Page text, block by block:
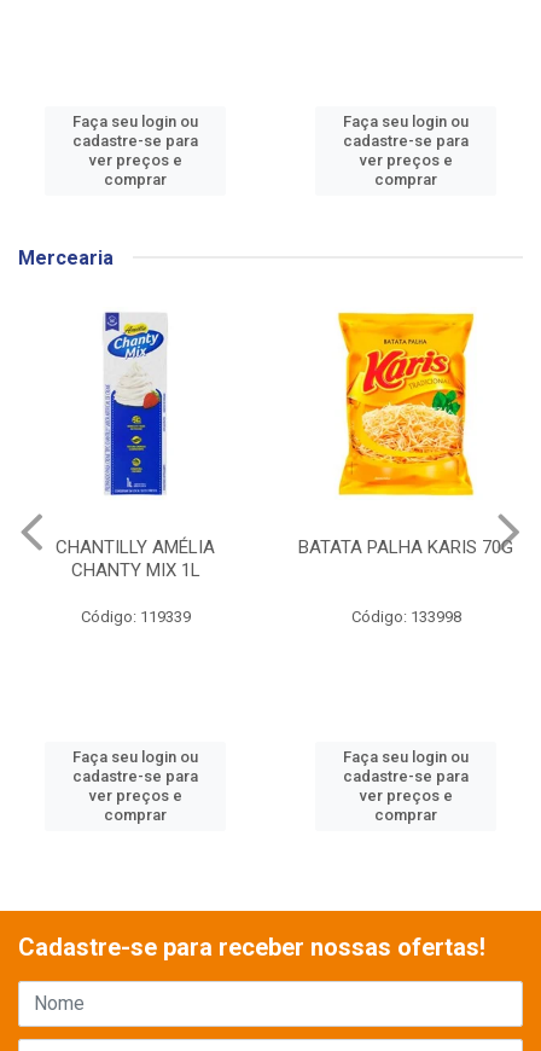
Faça seu login ou
cadastre-se para
ver preços e
comprar
Faça seu login ou
cadastre-se para
ver preços e
comprar
Mercearia
CHANTILLY AMÉLIA
CHANTY MIX 1L
Código: 119339
Faça seu login ou
cadastre-se para
ver preços e
comprar
BATATA PALHA KARIS 70G
Código: 133998
Faça seu login ou
cadastre-se para
ver preços e
comprar
Cadastre-se para receber nossas ofertas!